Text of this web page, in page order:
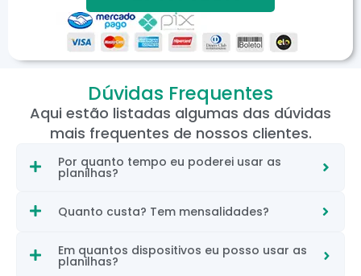
Dúvidas Frequentes
Aqui estão listadas algumas das dúvidas
mais frequentes de nossos clientes.
Por quanto tempo eu poderei usar as
planilhas?
Quanto custa? Tem mensalidades?
Em quantos dispositivos eu posso usar as
planilhas?